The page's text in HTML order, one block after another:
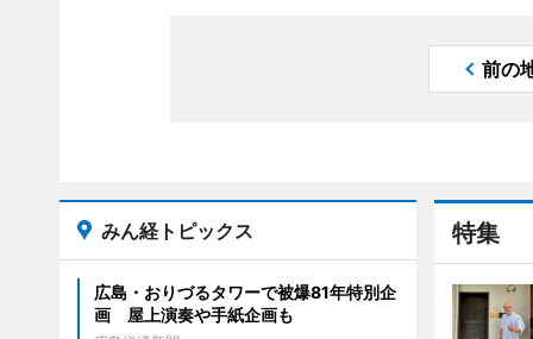
前の
特集
みん経トピックス
広島・おりづるタワーで被爆81年特別企
画 屋上演奏や手紙企画も